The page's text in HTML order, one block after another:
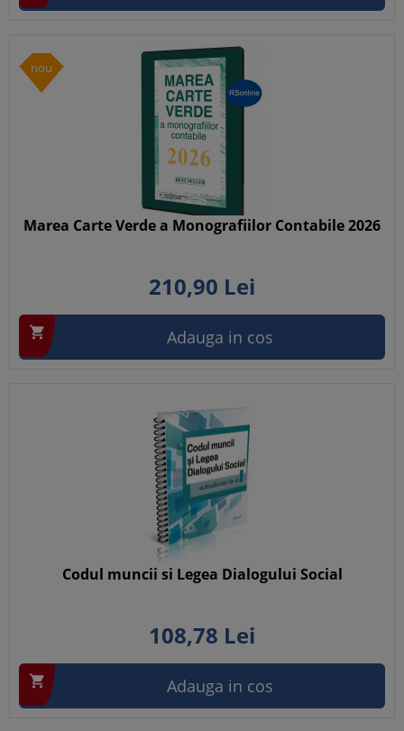
nou
Marea Carte Verde a Monografiilor Contabile 2026
210,90 Lei
 Adauga in cos
Codul muncii si Legea Dialogului Social
108,78 Lei
 Adauga in cos